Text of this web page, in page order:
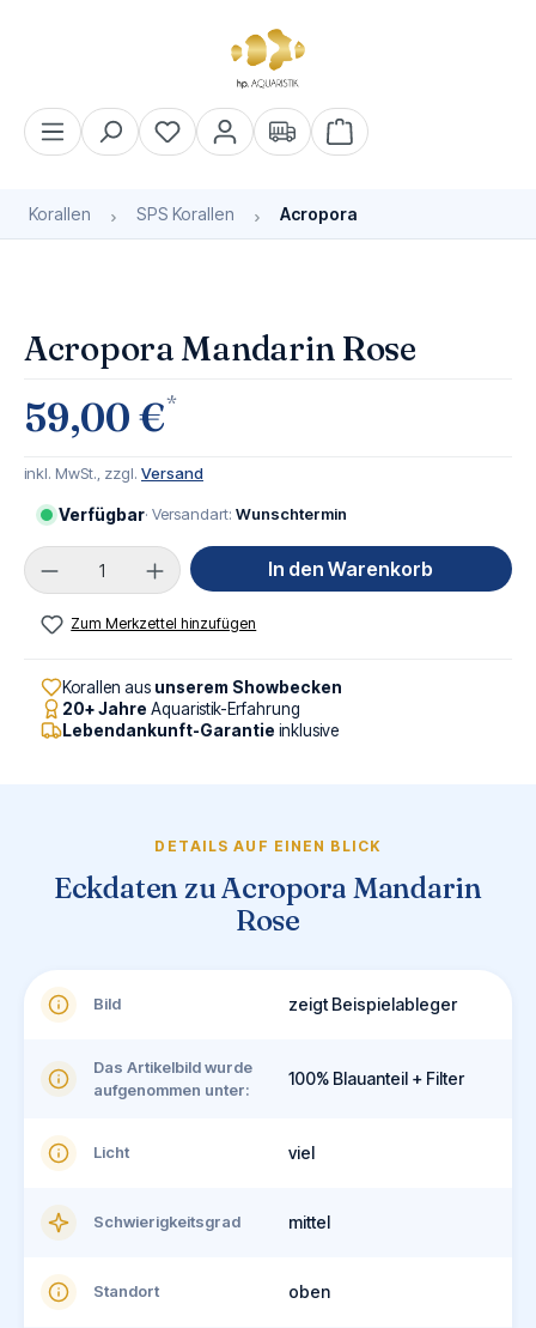
Warenkorb enthält 0
Korallen SPS Korallen Acropora
Acropora Mandarin Rose
59,00 €*
inkl. MwSt., zzgl. Versand
Verfügbar· Versandart: Wunschtermin
Produkt Anzahl: Gib den gewünschten Wert
In den Warenkorb
Zum Merkzettel hinzufügen
Korallen aus unserem Showbecken
20+ Jahre Aquaristik-Erfahrung
Lebendankunft-Garantie inklusive
DETAILS AUF EINEN BLICK
Eckdaten zu Acropora Mandarin
Rose
Bild zeigt Beispielableger
Das Artikelbild wurde
aufgenommen unter:
100% Blauanteil + Filter
Licht viel
Schwierigkeitsgrad mittel
Standort oben